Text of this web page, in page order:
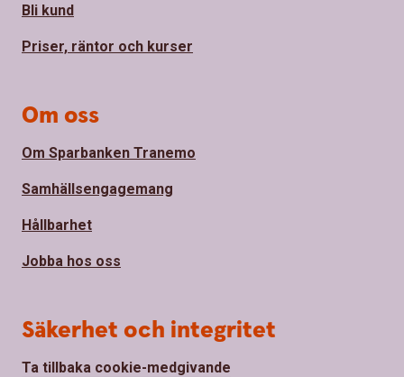
Bli kund
Priser, räntor och kurser
Om oss
Om Sparbanken Tranemo
Samhällsengagemang
Hållbarhet
Jobba hos oss
Säkerhet och integritet
Ta tillbaka cookie-medgivande